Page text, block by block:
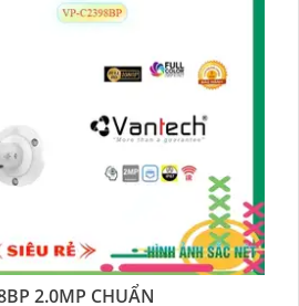
một giải pháp giám sát an
doanh nghiệp của mình,
là một lựa chọn hàng đầu
2.0MP CHUẨN